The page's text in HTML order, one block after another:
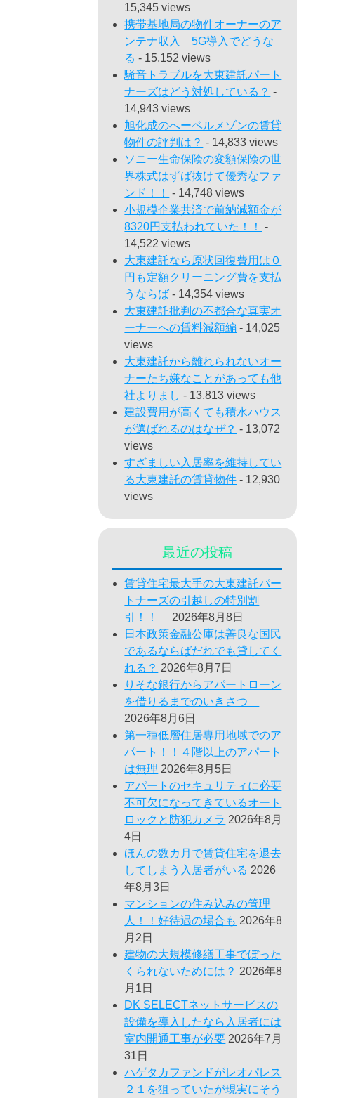
15,345 views
携帯基地局の物件オーナーのア
ンテナ収入 5G導入でどうな
る - 15,152 views
騒音トラブルを大東建託パート
ナーズはどう対処している？ -
14,943 views
旭化成のへーベルメゾンの賃貸
物件の評判は？ - 14,833 views
ソニー生命保険の変額保険の世
界株式はずば抜けて優秀なファ
ンド！！
- 14,748 views
小規模企業共済で前納減額金が
8320円支払われていた！！
-
14,522 views
大東建託なら原状回復費用は０
円も定額クリーニング費を支払
うならば - 14,354 views
大東建託批判の不都合な真実オ
ーナーへの賃料減額編 - 14,025
views
大東建託から離れられないオー
ナーたち嫌なことがあっても他
社よりまし - 13,813 views
建設費用が高くても積水ハウス
が選ばれるのはなぜ？ - 13,072
views
すざましい入居率を維持してい
る大東建託の賃貸物件 - 12,930
views
最近の投稿
賃貸住宅最大手の大東建託パー
トナーズの引越しの特別割
引！！
2026年8月8日
日本政策金融公庫は善良な国民
であるならばだれでも貸してく
れる？ 2026年8月7日
りそな銀行からアパートローン
を借りるまでのいきさつ
2026年8月6日
第一種低層住居専用地域でのア
パート！！４階以上のアパート
は無理 2026年8月5日
アパートのセキュリティに必要
不可欠になってきているオート
ロックと防犯カメラ 2026年8月
4日
ほんの数カ月で賃貸住宅を退去
してしまう入居者がいる 2026
年8月3日
マンションの住み込みの管理
人！！好待遇の場合も 2026年8
月2日
建物の大規模修繕工事でぼった
くられないためには？ 2026年8
月1日
DK SELECTネットサービスの
設備を導入したなら入居者には
室内開通工事が必要 2026年7月
31日
ハゲタカファンドがレオパレス
２１を狙っていたが現実にそう